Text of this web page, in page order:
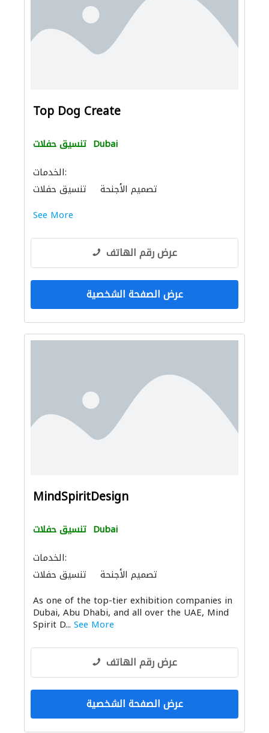
Top Dog Create
تنسيق حفلات Dubai
الخدمات:
تنسيق حفلات
تصميم الأجنحة
See More
عرض رقم الهاتف
عرض الصفحة الشخصية
MindSpiritDesign
تنسيق حفلات Dubai
الخدمات:
تنسيق حفلات
تصميم الأجنحة
As one of the top-tier exhibition companies in
Dubai, Abu Dhabi, and all over the UAE, Mind
Spirit D... See More
عرض رقم الهاتف
عرض الصفحة الشخصية